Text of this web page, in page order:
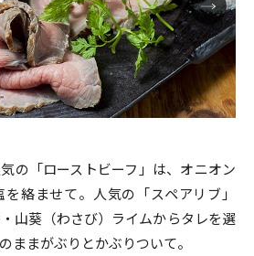
の「ローストビーフ」は、オニオン
絡ませて。人気の「スペアリブ」
山葵（わさび）ライムからタレを選
ままがぶりとかぶりついて。